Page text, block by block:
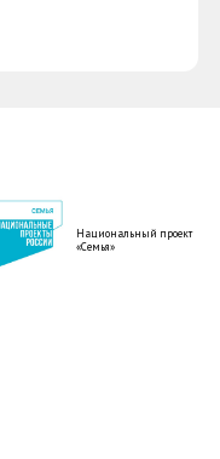
Национальный проект
«Семья»